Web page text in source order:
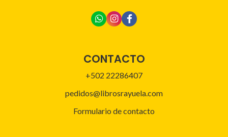
CONTACTO
+502 22286407
pedidos@librosrayuela.com
Formulario de contacto